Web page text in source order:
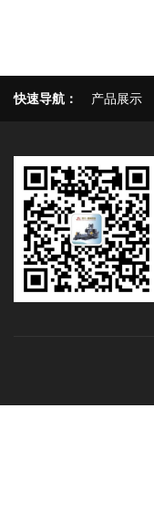
快速导航： 产品展示